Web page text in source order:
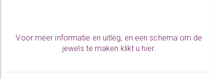
Voor meer informatie en uitleg, en een schema om de
jewels te maken klikt u hier.